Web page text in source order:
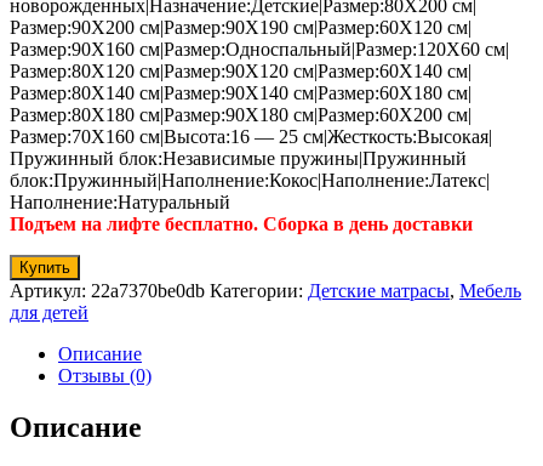
новорожденных|Назначение:Детские|Размер:80Х200 см|
Размер:90Х200 см|Размер:90Х190 см|Размер:60Х120 см|
Размер:90Х160 см|Размер:Односпальный|Размер:120Х60 см|
Размер:80Х120 см|Размер:90Х120 см|Размер:60Х140 см|
Размер:80Х140 см|Размер:90Х140 см|Размер:60Х180 см|
Размер:80Х180 см|Размер:90Х180 см|Размер:60Х200 см|
Размер:70Х160 см|Высота:16 — 25 см|Жесткость:Высокая|
Пружинный блок:Независимые пружины|Пружинный
блок:Пружинный|Наполнение:Кокос|Наполнение:Латекс|
Наполнение:Натуральный
Подъем на лифте бесплатно. Сборка в день доставки
Купить
Артикул: 22a7370be0db Категории: Детские матрасы, Мебель
для детей
Описание
Отзывы (0)
Описание